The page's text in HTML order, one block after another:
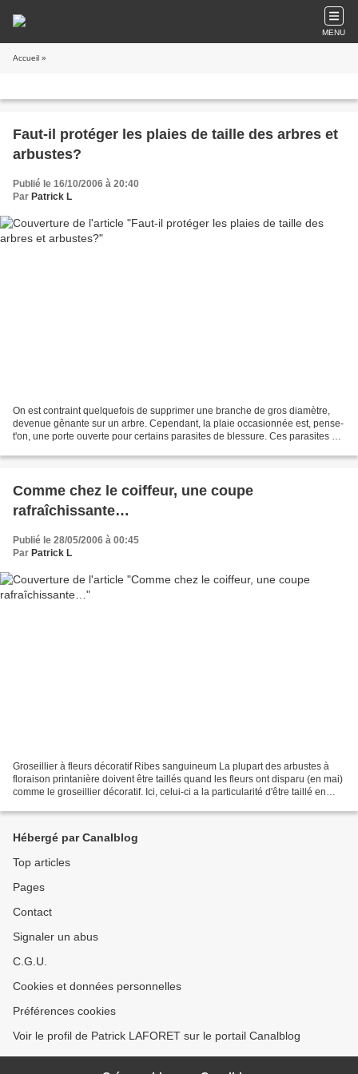
MENU
Accueil »
Faut-il protéger les plaies de taille des arbres et
arbustes?
Publié le 16/10/2006 à 20:40
Par Patrick L
On est contraint quelquefois de supprimer une branche de gros diamètre,
devenue gênante sur un arbre. Cependant, la plaie occasionnée est, pense-
t'on, une porte ouverte pour certains parasites de blessure. Ces parasites de
Comme chez le coiffeur, une coupe
rafraîchissante…
Publié le 28/05/2006 à 00:45
Par Patrick L
Groseillier à fleurs décoratif Ribes sanguineum La plupart des arbustes à
floraison printanière doivent être taillés quand les fleurs ont disparu (en mai)
comme le groseillier décoratif. Ici, celui-ci a la particularité d'être taillé en
Hébergé par Canalblog
Top articles
Pages
Contact
Signaler un abus
C.G.U.
Cookies et données personnelles
Préférences cookies
Voir le profil de Patrick LAFORET sur le portail Canalblog